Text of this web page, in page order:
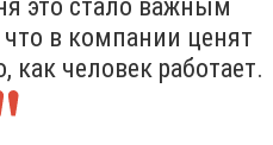
это стало важным
в компании ценят
как человек работает.